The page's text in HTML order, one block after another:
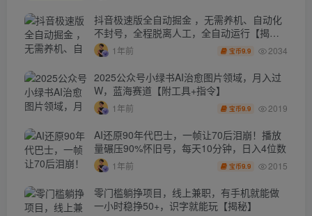
抖音极速版全自动掘金 ，无需养机、自动化
不封号，全程脱离人工，全自动运行【揭
秘】 1年前 宝币9.9 2034
2025公众号小绿书AI治愈图片领域，月入过
W，蓝海赛道【附工具+指令】
1年前 宝币9.9 2019
AI还原90年代巴士，一帧让70后泪崩！播放
量碾压90%怀旧号，每天10分钟，日入4位数
1年前 宝币9.9 2015
零门槛躺挣项目，线上兼职，有手机就能做
一小时稳挣50+，识字就能玩【揭秘】